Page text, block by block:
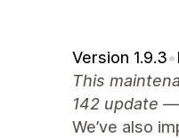
Version 1.9.3•
This
142 update —
We’ve also